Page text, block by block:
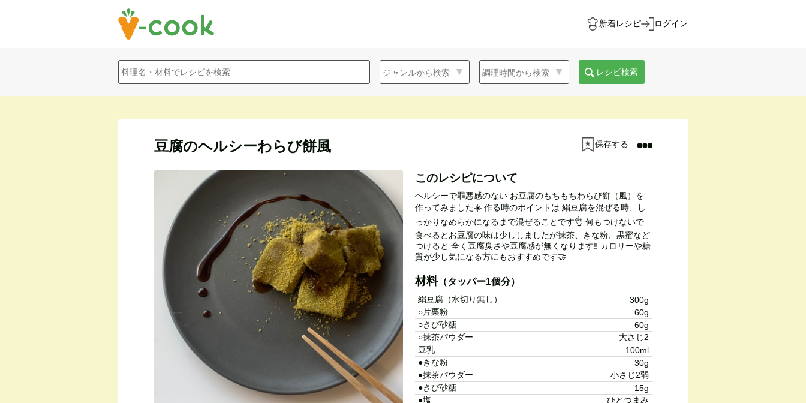
新着レシピ ログイン
レシピ検索
豆腐のヘルシーわらび餅風 保存する
このレシピについて
ヘルシーで罪悪感のない お豆腐のもちもちわらび餅（風）を
作ってみました☀️ 作る時のポイントは 絹豆腐を混ぜる時、し
っかりなめらかになるまで混ぜることです👌 何もつけないで
食べるとお豆腐の味は少ししましたが抹茶、きな粉、黒蜜など
つけると 全く豆腐臭さや豆腐感が無くなります‼︎ カロリーや糖
質が少し気になる方にもおすすめです🤝
材料（タッパー1個分）
絹豆腐（水切り無し）
300g
○片栗粉
60g
○きび砂糖
60g
○抹茶パウダー
大さじ2
豆乳
100ml
●きな粉
30g
●抹茶パウダー
小さじ2弱
●きび砂糖
15g
●塩
ひとつまみ